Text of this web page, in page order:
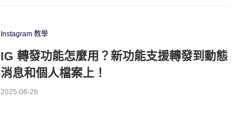
Instagram 教學
IG 轉發功能怎麼用？新功能支援轉發到動態
消息和個人檔案上！
2025-06-26